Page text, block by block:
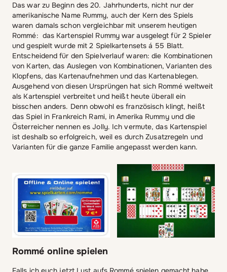
Das war zu Beginn des 20. Jahrhunderts, nicht nur der
amerikanische Name Rummy, auch der Kern des Spiels
waren damals schon vergleichbar mit unserem heutigen
Rommé: das Kartenspiel Rummy war ausgelegt für 2 Spieler
und gespielt wurde mit 2 Spielkartensets á 55 Blatt.
Entscheidend für den Spielverlauf waren: die Kombinationen
von Karten, das Auslegen von Kombinationen, Varianten des
Klopfens, das Kartenaufnehmen und das Kartenablegen.
Ausgehend von diesen Ursprüngen hat sich Rommé weltweit
als Kartenspiel verbreitet und heißt heute überall ein
bisschen anders. Denn obwohl es französisch klingt, heißt
das Spiel in Frankreich Rami, in Amerika Rummy und die
Österreicher nennen es Jolly. Ich vermute, das Kartenspiel
ist deshalb so erfolgreich, weil es durch Zusatzregeln und
Varianten für die ganze Familie angepasst werden kann.
Rommé online spielen